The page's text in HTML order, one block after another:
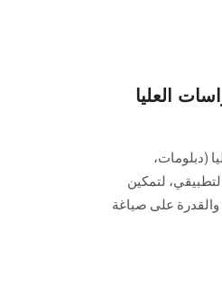
العليا
(دبلومات،
لتمكين
والقدرة على صياغة